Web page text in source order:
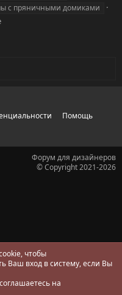
с пряничными домиками
Помощь
Форум для дизайнеров
© Copyright 2021-2026
чтобы
Ваш вход в систему, если Вы
на